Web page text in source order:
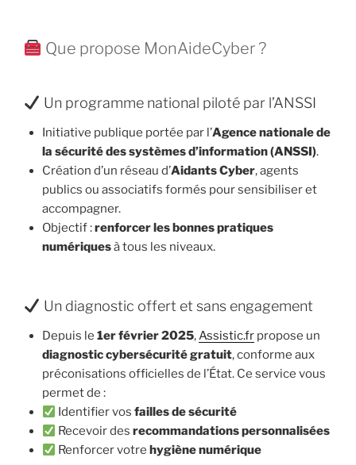
Que propose MonAideCyber ?
Un programme national piloté par l’ANSSI
Initiative publique portée par l’Agence nationale de
la sécurité des systèmes d’information (ANSSI).
Création d’un réseau d’Aidants Cyber, agents
publics ou associatifs formés pour sensibiliser et
accompagner.
Objectif :renforcer les bonnes pratiques
numériquesà tous les niveaux.
Un diagnostic offert et sans engagement
Depuis le 1er février 2025,Assistic.frpropose un
diagnostic cybersécurité gratuit, conforme aux
préconisations officielles de l’État. Ce service vous
permet de :
Identifier vos failles de sécurité
Recevoir des recommandations personnalisées
Renforcer votre hygiène numérique